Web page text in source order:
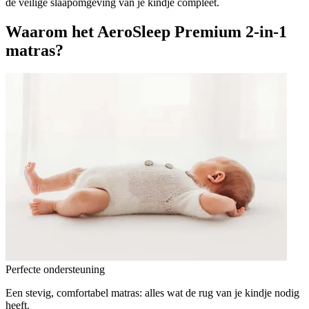
Waarom het AeroSleep Premium 2-in-1
matras?
Perfecte ondersteuning
Een stevig, comfortabel matras: alles wat de rug van je kindje nodig
heeft.